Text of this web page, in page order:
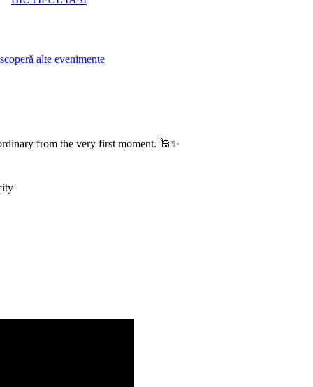
alte evenimente
from the very first moment. 🕌✨